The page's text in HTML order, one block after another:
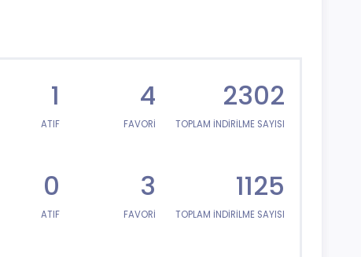
1
ATIF
4
FAVORİ
2302
TOPLAM İNDİRİLME SAYISI
0
ATIF
3
FAVORİ
1125
TOPLAM İNDİRİLME SAYISI